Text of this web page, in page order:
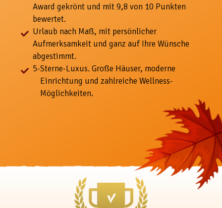
Award gekrönt und mit 9,8 von 10 Punkten
bewertet.
Urlaub nach Maß, mit persönlicher
Aufmerksamkeit und ganz auf Ihre Wünsche
abgestimmt.
5-Sterne-Luxus. Große Häuser, moderne
Einrichtung und zahlreiche Wellness-
Möglichkeiten.